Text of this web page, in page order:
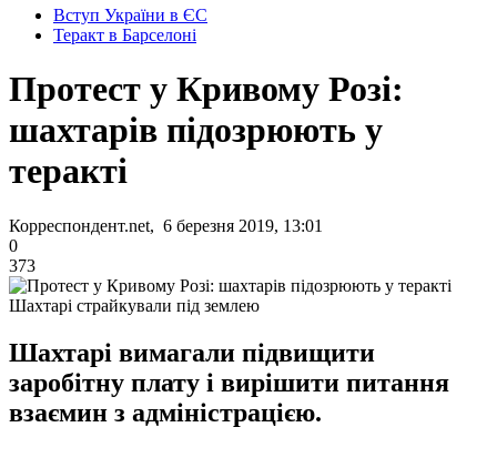
Вступ України в ЄС
Теракт в Барселоні
Протест у Кривому Розі:
шахтарів підозрюють у
теракті
Корреспондент.net, 6 березня 2019, 13:01
0
373
Шахтарі страйкували під землею
Шахтарі вимагали підвищити
заробітну плату і вирішити питання
взаємин з адміністрацією.